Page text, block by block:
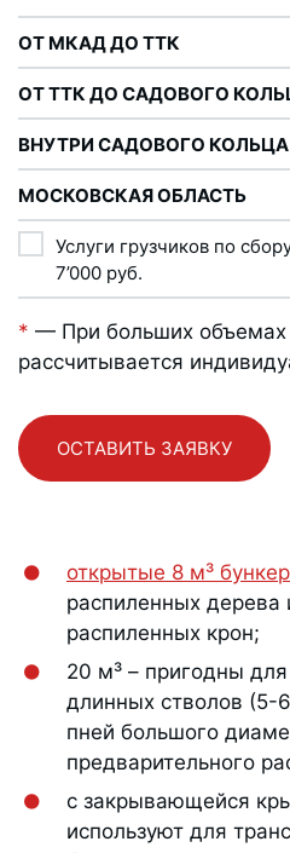
ОТ МКАД ДО ТТК
ОТ ТТК ДО САДОВОГО
ВНУТРИ САДОВОГО КОЛЬЦА
МОСКОВСКАЯ ОБЛАСТЬ
Услуги грузчиков по
7’000 руб.
* — При больших объемах
рассчитывается
ОСТАВИТЬ ЗАЯВКУ
открытые 8 м³
распиленных дерева
распиленных крон;
20 м³ – пригодны для
длинных стволов (5-
пней большого
предварительного
с закрывающейся
используют для